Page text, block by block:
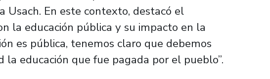
En este contexto, destacó el
la educación pública y su impacto en la
es pública, tenemos claro que debemos
la educación que fue pagada por el pueblo”.